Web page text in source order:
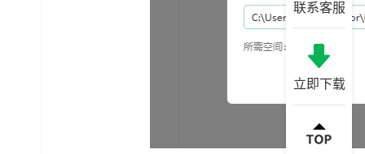
联系客服
立即下载